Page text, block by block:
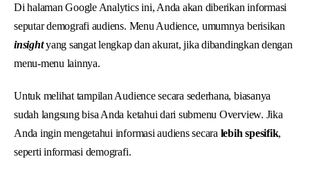
Di halaman Google Analytics ini, Anda akan diberikan informasi
seputar demografi audiens. Menu Audience, umumnya berisikan
insight yang sangat lengkap dan akurat, jika dibandingkan dengan
menu-menu lainnya.
Untuk melihat tampilan Audience secara sederhana, biasanya
sudah langsung bisa Anda ketahui dari submenu Overview. Jika
Anda ingin mengetahui informasi audiens secara lebih spesifik,
seperti informasi demografi.